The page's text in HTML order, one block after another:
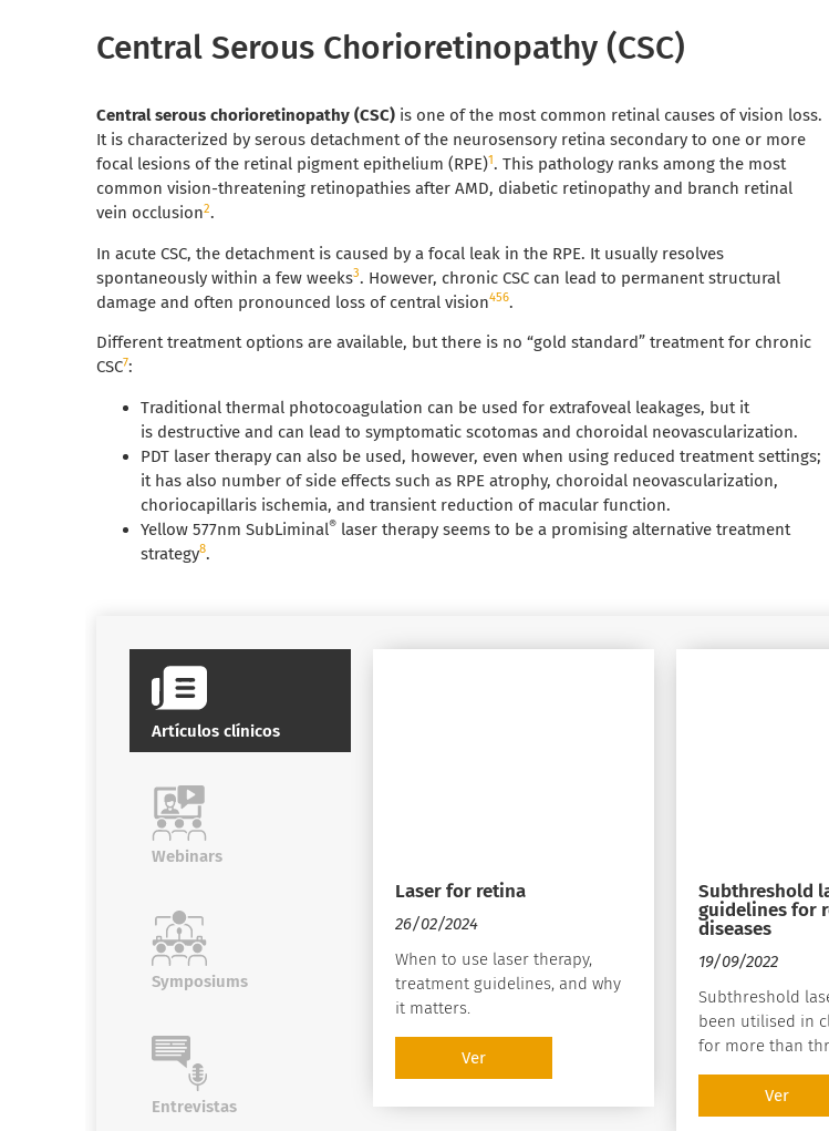
Central Serous Chorioretinopathy (CSC)
Central serous chorioretinopathy (CSC) is one of the most common retinal causes of vision loss.
It is characterized by serous detachment of the neurosensory retina secondary to one or more
focal lesions of the retinal pigment epithelium (RPE)1. This pathology ranks among the most
common vision-threatening retinopathies after AMD, diabetic retinopathy and branch retinal
vein occlusion2.
In acute CSC, the detachment is caused by a focal leak in the RPE. It usually resolves
spontaneously within a few weeks3. However, chronic CSC can lead to permanent structural
damage and often pronounced loss of central vision456.
Different treatment options are available, but there is no “gold standard” treatment for chronic
CSC7:
Traditional thermal photocoagulation can be used for extrafoveal leakages, but it
is destructive and can lead to symptomatic scotomas and choroidal neovascularization.
PDT laser therapy can also be used, however, even when using reduced treatment settings;
it has also number of side effects such as RPE atrophy, choroidal neovascularization,
choriocapillaris ischemia, and transient reduction of macular function.
Yellow 577nm SubLiminal® laser therapy seems to be a promising alternative treatment
strategy8.
Artículos clínicos
Webinars
Symposiums
Entrevistas
Laser for retina
26/02/2024
When to use laser therapy,
treatment guidelines, and why
it matters.
Ver
Subthreshold
guidelines for
diseases
19/09/2022
Subthreshold
been utilised in
for more than
and real-life
proven its
Ver